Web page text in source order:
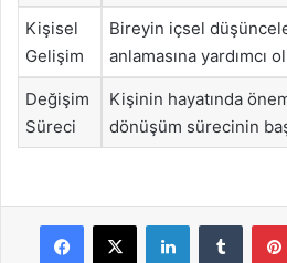
Kişisel
Gelişim
Bireyin içsel
anlamasına yardımcı
Değişim
Süreci
Kişinin hayatında
dönüşüm sürecinin
Facebook
X LinkedInTumblr